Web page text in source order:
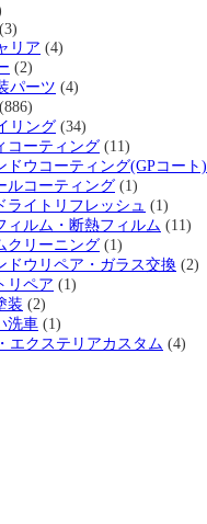
(3)
リア (4)
(2)
パーツ (4)
(886)
リング (34)
コーティング (11)
ドウコーティング(GPコート)
ルコーティング (1)
ライトリフレッシュ (1)
ィルム・断熱フィルム (11)
クリーニング (1)
ドウリペア・ガラス交換 (2)
リペア (1)
装 (2)
洗車 (1)
エクステリアカスタム (4)